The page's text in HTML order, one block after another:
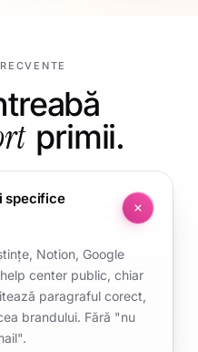
primii.
specifice
Notion, Google
center public, chiar
paragraful corect,
brandului. Fără "nu